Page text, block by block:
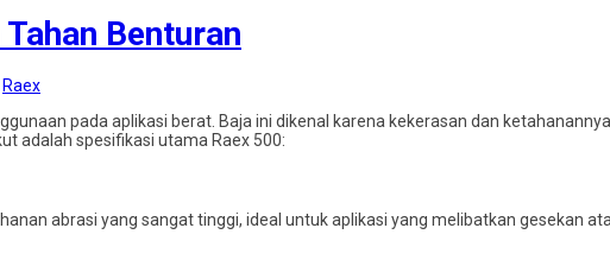
Benturan
Raex
pada aplikasi berat. Baja ini dikenal karena kekerasan dan
adalah spesifikasi utama Raex 500:
abrasi yang sangat tinggi, ideal untuk aplikasi yang melibatkan gesekan